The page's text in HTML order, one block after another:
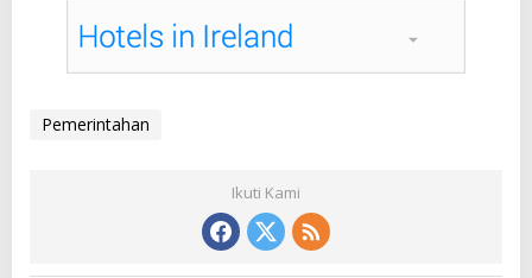
Pemerintahan
Ikuti Kami